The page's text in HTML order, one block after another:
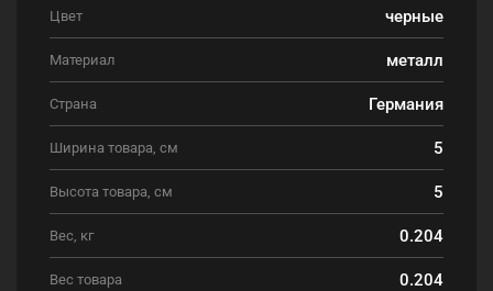
Цвет черные
Материал металл
Страна Германия
Ширина товара, см 5
Высота товара, см 5
Вес, кг 0.204
Вес товара 0.204